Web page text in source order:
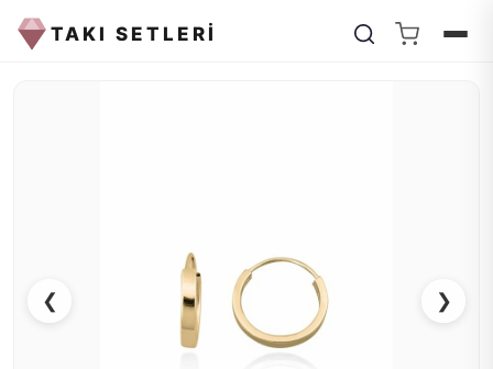
TAKI SETLERİ
❮ ❯